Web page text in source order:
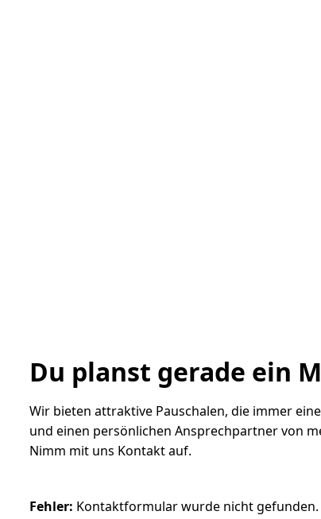
Du planst gerade ein
Wir bieten attraktive Pauschalen, die immer
und einen persönlichen Ansprechpartner von
Nimm mit uns Kontakt auf.
Fehler: Kontaktformular wurde nicht gefunden.